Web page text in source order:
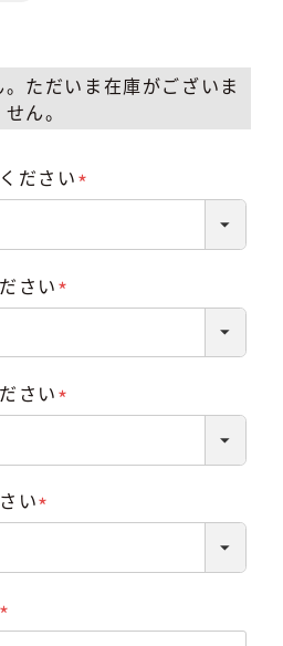
ただいま在庫がございま
せん。
ださい
さい
さい
い